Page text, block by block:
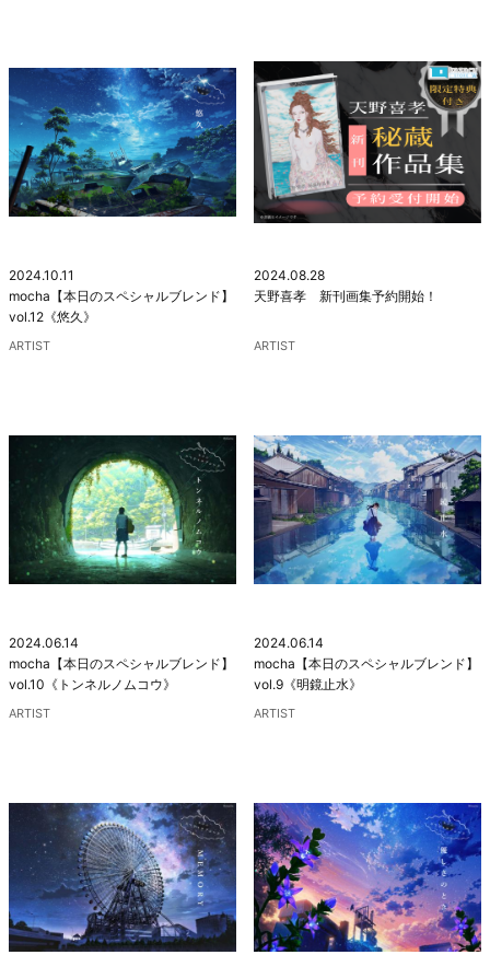
2024.10.11
mocha【本日のスペシャルブレンド】
vol.12《悠久》
ARTIST
2024.08.28
天野喜孝 新刊画集予約開始！
ARTIST
2024.06.14
mocha【本日のスペシャルブレンド】
vol.10《トンネルノムコウ》
ARTIST
2024.06.14
mocha【本日のスペシャルブレンド】
vol.9《明鏡止水》
ARTIST